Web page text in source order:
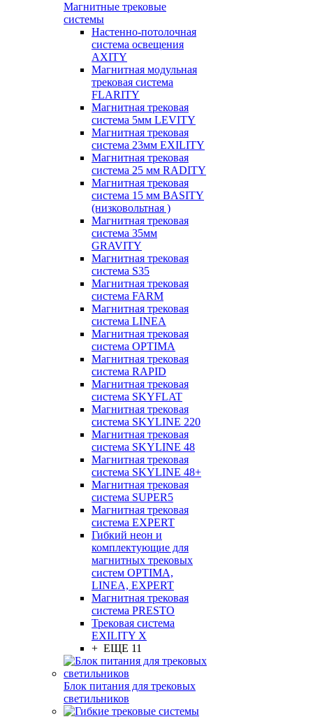
Магнитные трековые
системы
Настенно-потолочная
система освещения
AXITY
Магнитная модульная
трековая система
FLARITY
Магнитная трековая
система 5мм LEVITY
Магнитная трековая
система 23мм EXILITY
Магнитная трековая
система 25 мм RADITY
Магнитная трековая
система 15 мм BASITY
(низковольтная )
Магнитная трековая
система 35мм
GRAVITY
Магнитная трековая
система S35
Магнитная трековая
система FARM
Магнитная трековая
система LINEA
Магнитная трековая
система OPTIMA
Магнитная трековая
система RAPID
Магнитная трековая
система SKYFLAT
Магнитная трековая
система SKYLINE 220
Магнитная трековая
система SKYLINE 48
Магнитная трековая
система SKYLINE 48+
Магнитная трековая
система SUPER5
Магнитная трековая
система EXPERT
Гибкий неон и
комплектующие для
магнитных трековых
систем OPTIMA,
LINEA, EXPERT
Магнитная трековая
система PRESTO
Трековая система
EXILITY X
+ ЕЩЕ 11
Блок питания для трековых
светильников